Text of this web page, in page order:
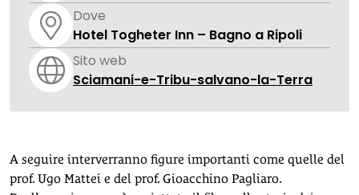
Dove
Hotel Togheter Inn – Bagno a Ripoli
Sito web
Sciamani-e-Tribu-salvano-la-Terra
A seguire interverranno figure importanti come quelle del
prof. Ugo Mattei e del prof. Gioacchino Pagliaro.